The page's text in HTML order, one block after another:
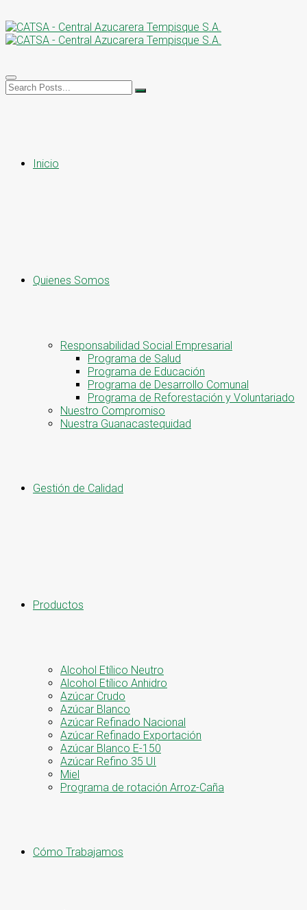
Inicio
Quienes Somos
Responsabilidad Social Empresarial
Programa de Salud
Programa de Educación
Programa de Desarrollo Comunal
Programa de Reforestación y Voluntariado
Nuestro Compromiso
Nuestra Guanacastequidad
Gestión de Calidad
Productos
Alcohol Etílico Neutro
Alcohol Etílico Anhidro
Azúcar Crudo
Azúcar Blanco
Azúcar Refinado Nacional
Azúcar Refinado Exportación
Azúcar Blanco E-150
Azúcar Refino 35 UI
Miel
Programa de rotación Arroz-Caña
Cómo Trabajamos